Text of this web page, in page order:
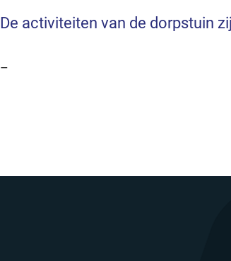
De activiteiten van de dorpstuin
–